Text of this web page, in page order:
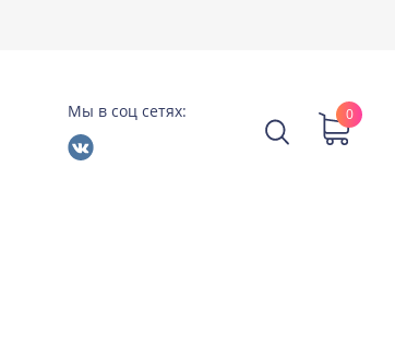
Мы в соц сетях: 0